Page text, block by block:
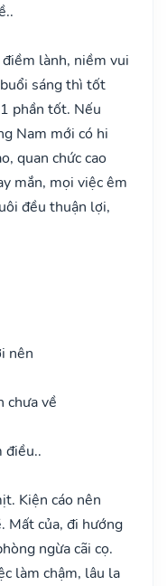
lành, niềm vui
sáng thì tốt
phần tốt. Nếu
Nam mới có hi
quan chức cao
mắn, mọi việc êm
đều thuận lợi,
nên
chưa về
điều..
Kiện cáo nên
Mất của, đi hướng
ngừa cãi cọ.
làm chậm, lâu la